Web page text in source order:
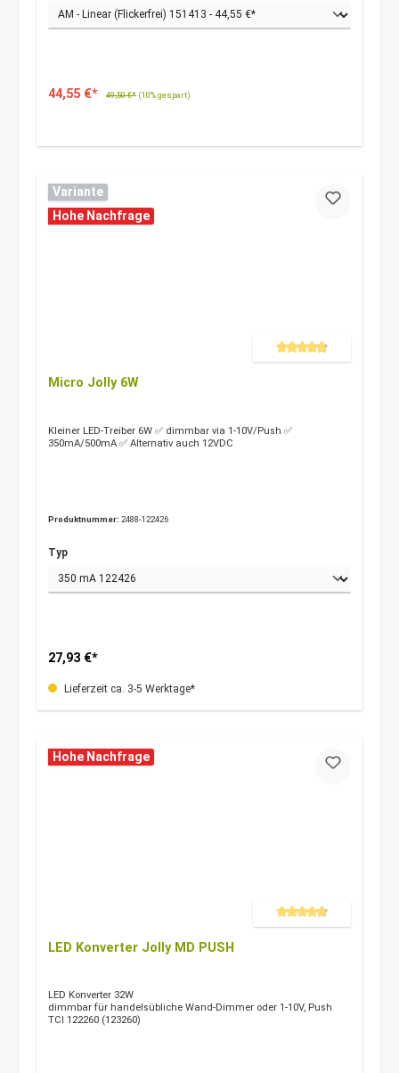
44,55 €* 49,50 €* (10% gespart)
Variante
Hohe Nachfrage
Durchschnittliche Bewertung
Micro Jolly 6W
Kleiner LED-Treiber 6W ✅ dimmbar via 1-10V/Push ✅
350mA/500mA ✅ Alternativ auch 12VDC
Produktnummer: 2488-122426
Typ
27,93 €*
Lieferzeit ca. 3-5 Werktage*
Hohe Nachfrage
Durchschnittliche Bewertung
LED Konverter Jolly MD PUSH
LED Konverter 32W
dimmbar für handelsübliche Wand-Dimmer oder 1-10V, Push
TCI 122260 (123260)